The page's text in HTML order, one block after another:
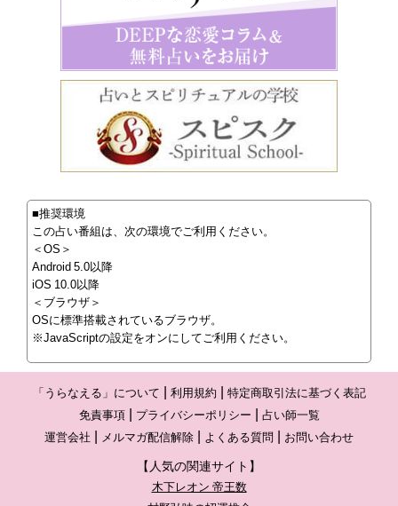
■推奨環境
この占い番組は、次の環境でご利用ください。
＜OS＞
Android 5.0以降
iOS 10.0以降
＜ブラウザ＞
OSに標準搭載されているブラウザ。
※JavaScriptの設定をオンにしてご利用ください。
「うらなえる」について 利用規約
特定商取引法に基づく表記
免責事項
プライバシーポリシー
占い師一覧
運営会社
メルマガ配信解除 よくある質問 お問い合わせ
【人気の関連サイト】
木下レオン 帝王数